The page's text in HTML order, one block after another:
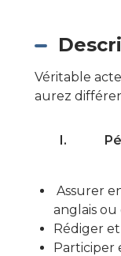
Véritable
aurez
I.
Assurer
anglais ou
Rédiger
Participer